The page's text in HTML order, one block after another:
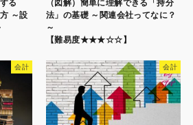
る
～設
（図解）簡単に理解できる「持分
法」の基礎 ～関連会社ってなに？
～
【難易度★★★☆☆】
会計 会計